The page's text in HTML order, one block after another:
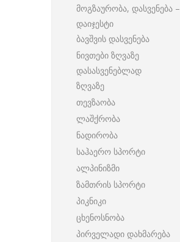
მოგზაურობა, დასვენება –
დაიჯესტი
ბავშვის დასვენება
ნივთები ზღვაზე
დასასვენებლად
ზღვაზე
თევზაობა
ლაშქრობა
ნადირობა
საჰაერო სპორტი
ალპინიზმი
ზამთრის სპორტი
პიკნიკი
ცხენოსნობა
პირველადი დახმარება